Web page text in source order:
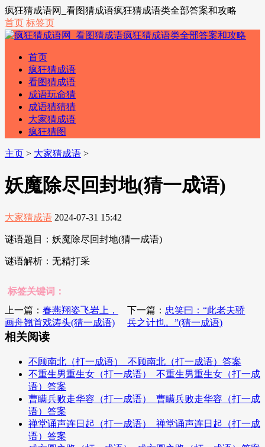
疯狂猜成语网_看图猜成语疯狂猜成语类全部答案和攻略
首页 标签页
首页
疯狂猜成语
看图猜成语
成语玩命猜
成语猜猜猜
大家猜成语
疯狂猜图
主页 > 大家猜成语 >
妖魔除尽回封地(猜一成语)
大家猜成语 2024-07-31 15:42
谜语题目：妖魔除尽回封地(猜一成语)
谜语解析：无精打采
标签关键词：
上一篇： 春燕翔姿飞岩上，
画舟翘首戏涛头(猜一成语)
下一篇： 忠笑曰：“此老夫骄
兵之计也。”(猜一成语)
相关阅读
不顾南北（打一成语）_不顾南北（打一成语）答案
不重生男重生女（打一成语）_不重生男重生女（打一成
语）答案
曹瞒兵败走华容（打一成语）_曹瞒兵败走华容（打一成
语）答案
禅堂诵声连日起（打一成语）_禅堂诵声连日起（打一成
语）答案